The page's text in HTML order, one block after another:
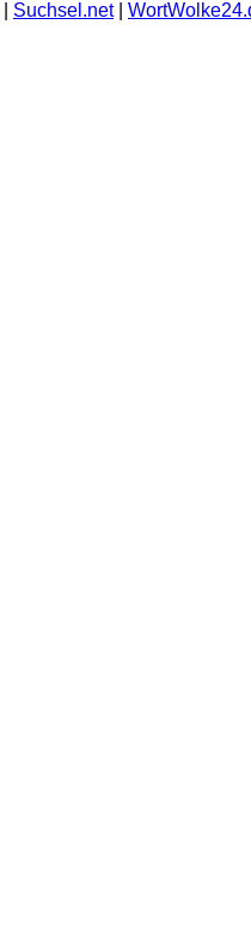
Suchsel.net|